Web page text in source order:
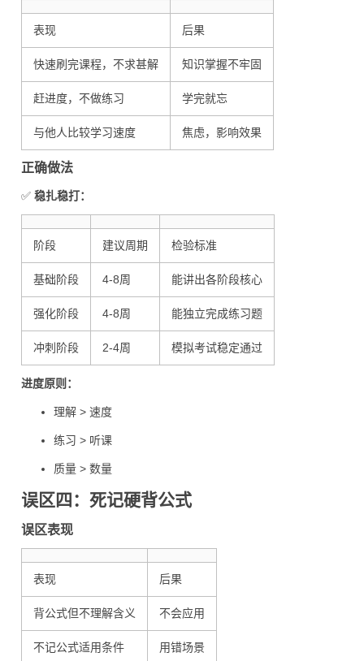
表现 后果
快速刷完课程，不求甚解 知识掌握不牢固
赶进度，不做练习 学完就忘
与他人比较学习速度 焦虑，影响效果
正确做法
✅ 稳扎稳打：
阶段 建议周期 检验标准
基础阶段 4-8周 能讲出各阶段核心
强化阶段 4-8周 能独立完成练习题
冲刺阶段 2-4周 模拟考试稳定通过
进度原则：
理解 > 速度
练习 > 听课
质量 > 数量
误区四：死记硬背公式
误区表现
表现 后果
背公式但不理解含义 不会应用
不记公式适用条件 用错场景